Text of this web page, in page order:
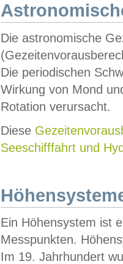
Die astronomische
Die periodischen
Wirkung von Mond
Rotation verursacht.
Diese
Seeschifffahrt und
Ein Höhensystem ist
Messpunkten.
Im 19. Jahrhundert